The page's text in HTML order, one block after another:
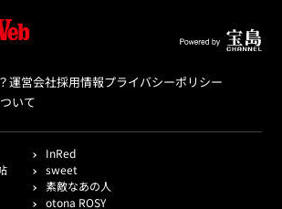
運営会社採用情報プライバシーポリシー
いて
InRed
sweet
素敵なあの人
otona ROSY